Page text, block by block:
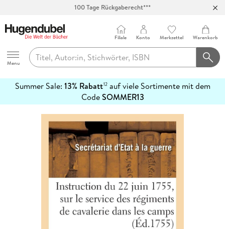
100 Tage Rückgaberecht***
Hugendubel
Menu
Filiale Konto Merkzettel Warenkorb
Summer Sale: 13% Rabatt12auf viele Sortimente mit dem
CodeSOMMER13
erfahren